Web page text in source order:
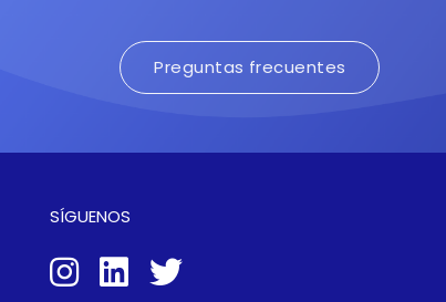
Preguntas frecuentes
SÍGUENOS